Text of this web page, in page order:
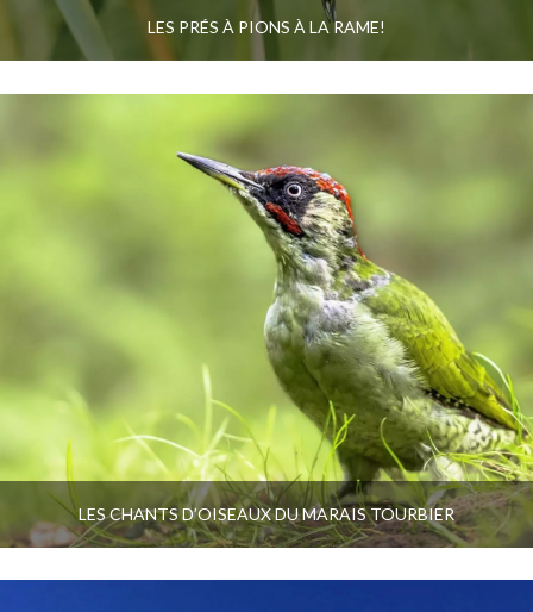
LES PRÉS À PIONS À LA RAME!
LES CHANTS D’OISEAUX DU MARAIS TOURBIER